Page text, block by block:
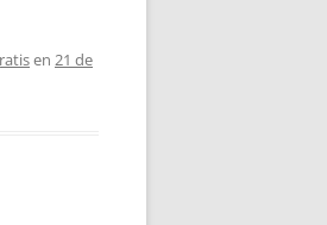
en 21 de